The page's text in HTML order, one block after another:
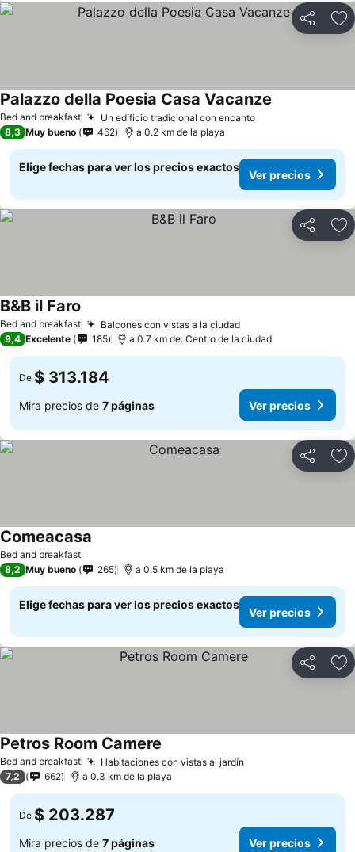
Compartir
Bed and breakfast Un edificio tradicional con encanto
Palazzo della Poesia Casa Vacanze
8,3 Muy bueno 462 a 0.2 km de la playa
Elige fechas para ver los precios exactos
Ver precios
Compartir
Bed and breakfast Balcones con vistas a la ciudad
B&B il Faro
9,4 Excelente 185 a 0.7 km de: Centro de la ciudad
De $ 313.184
Mira precios de 7 páginas Ver precios
Compartir
Bed and breakfast
Comeacasa
8,2 Muy bueno 265 a 0.5 km de la playa
Elige fechas para ver los precios exactos
Ver precios
Compartir
Bed and breakfast Habitaciones con vistas al jardín
Petros Room Camere
7,2 662 a 0.3 km de la playa
De $ 203.287
Mira precios de 7 páginas Ver precios